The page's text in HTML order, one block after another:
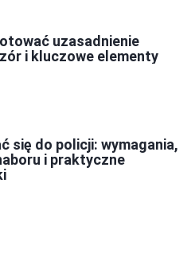
uzasadnienie
i kluczowe elementy
się do policji: wymagania,
i praktyczne